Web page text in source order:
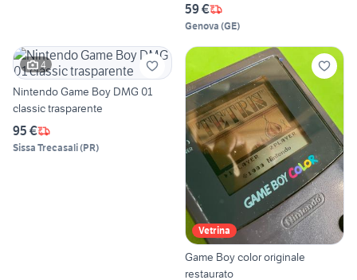
59 €
Genova (GE)
4
Nintendo Game Boy DMG 01
classic trasparente
95 €
Sissa Trecasali(PR)
Vetrina
Game Boy color originale
restaurato